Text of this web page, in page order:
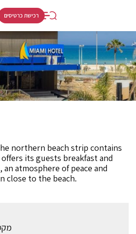
רכישת כרטיסים
northern beach strip contains
its guests breakfast and
atmosphere of peace and
close to the beach.
מקס